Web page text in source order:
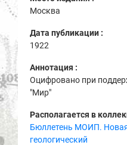
Москва
Дата публикации :
1922
Аннотация :
Оцифровано при
"Мир"
Располагается в
Бюллетень МОИП.
геологический